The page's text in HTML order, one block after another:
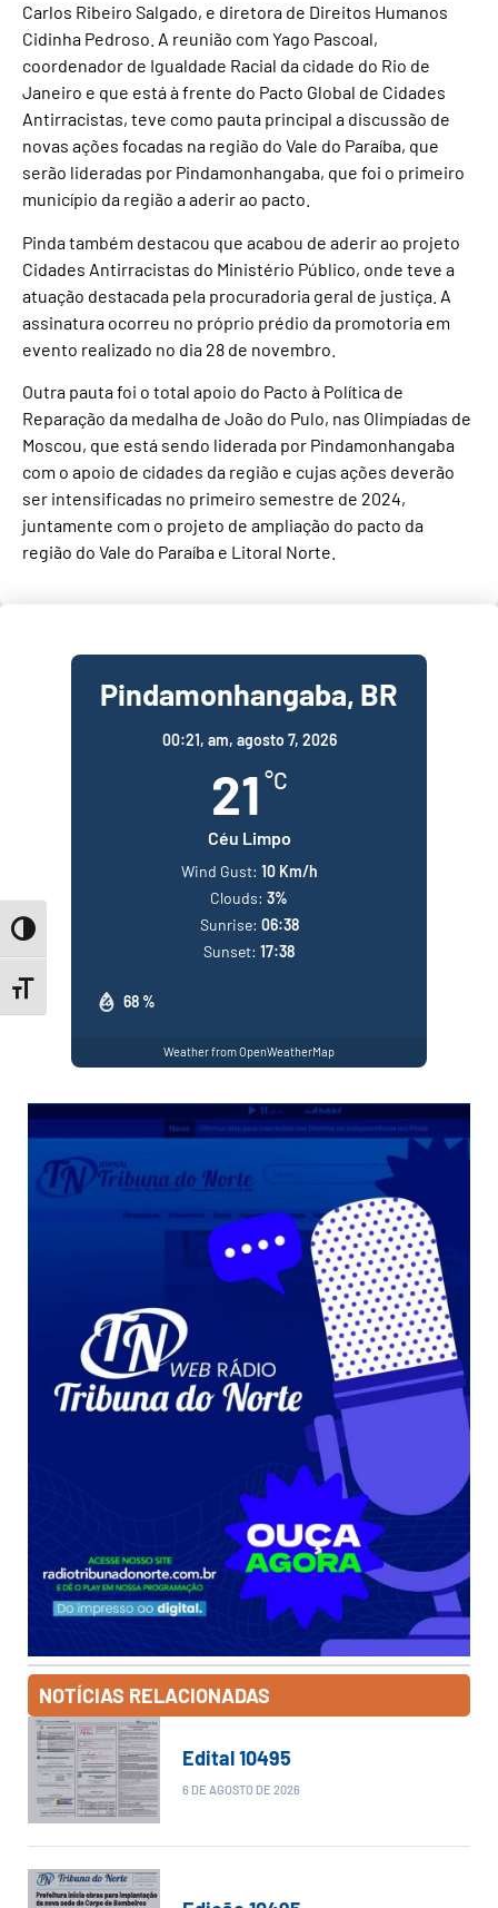
Toggle High Contrast
Toggle Font size
Carlos Ribeiro Salgado, e diretora de Direitos Humanos
Cidinha Pedroso. A reunião com Yago Pascoal,
coordenador de Igualdade Racial da cidade do Rio de
Janeiro e que está à frente do Pacto Global de Cidades
Antirracistas, teve como pauta principal a discussão de
novas ações focadas na região do Vale do Paraíba, que
serão lideradas por Pindamonhangaba, que foi o primeiro
município da região a aderir ao pacto.
Pinda também destacou que acabou de aderir ao projeto
Cidades Antirracistas do Ministério Público, onde teve a
atuação destacada pela procuradoria geral de justiça. A
assinatura ocorreu no próprio prédio da promotoria em
evento realizado no dia 28 de novembro.
Outra pauta foi o total apoio do Pacto à Política de
Reparação da medalha de João do Pulo, nas Olimpíadas de
Moscou, que está sendo liderada por Pindamonhangaba
com o apoio de cidades da região e cujas ações deverão
ser intensificadas no primeiro semestre de 2024,
juntamente com o projeto de ampliação do pacto da
região do Vale do Paraíba e Litoral Norte.
Pindamonhangaba, BR
00:21, am, agosto 7, 2026
21 °C
Céu Limpo
68 %
Wind Gust: 10 Km/h
Clouds: 3%
Sunrise: 06:38
Sunset: 17:38
Weather from OpenWeatherMap
NOTÍCIAS RELACIONADAS
Edital 10495
6 DE AGOSTO DE 2026